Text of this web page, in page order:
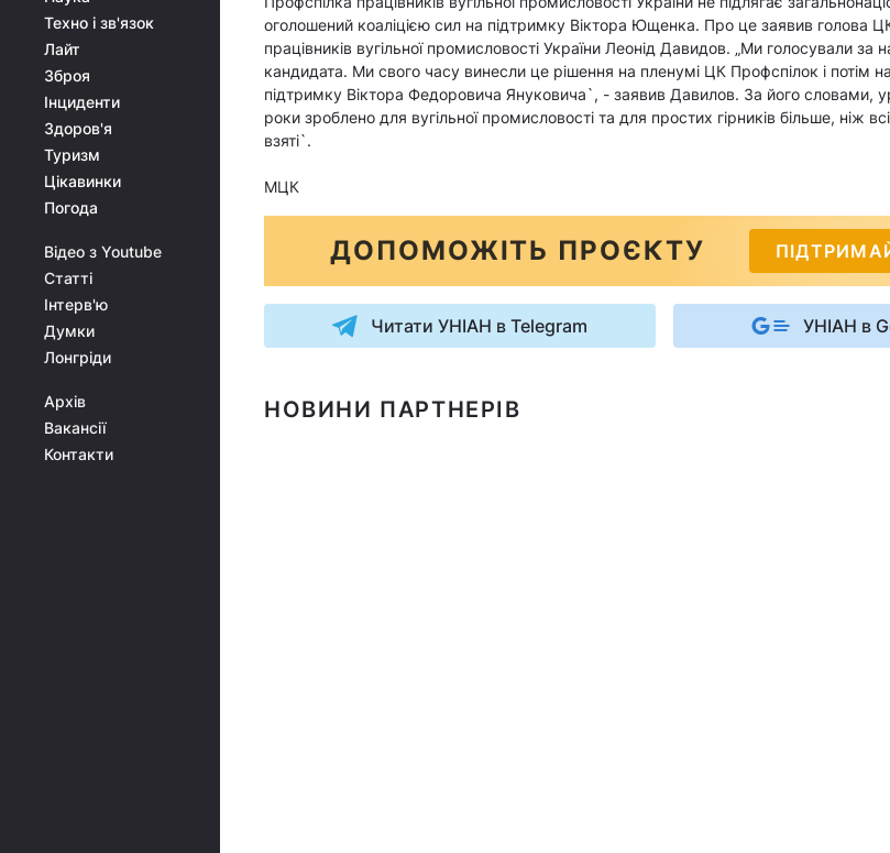
Техно і зв'язок
Лайт
Зброя
Інциденти
Здоров'я
Туризм
Цікавинки
Погода
Відео з Youtube
Статті
Інтерв'ю
Думки
Лонгріди
Архів
Вакансії
Контакти
оголошений коаліцією сил на підтримку Віктора Ющенка. Про це заявив голова
працівників вугільної промисловості України Леонід Давидов. „Ми голосували за
кандидата. Ми свого часу винесли це рішення на пленумі ЦК Профспілок і потім
підтримку Віктора Федоровича Януковича`, - заявив Давилов. За його словами,
роки зроблено для вугільної промисловості та для простих гірників більше, ніж
взяті`.
МЦК
ДОПОМОЖІТЬ ПРОЄКТУ
Читати УНІАН в Telegram УНІАН в
НОВИНИ ПАРТНЕРІВ